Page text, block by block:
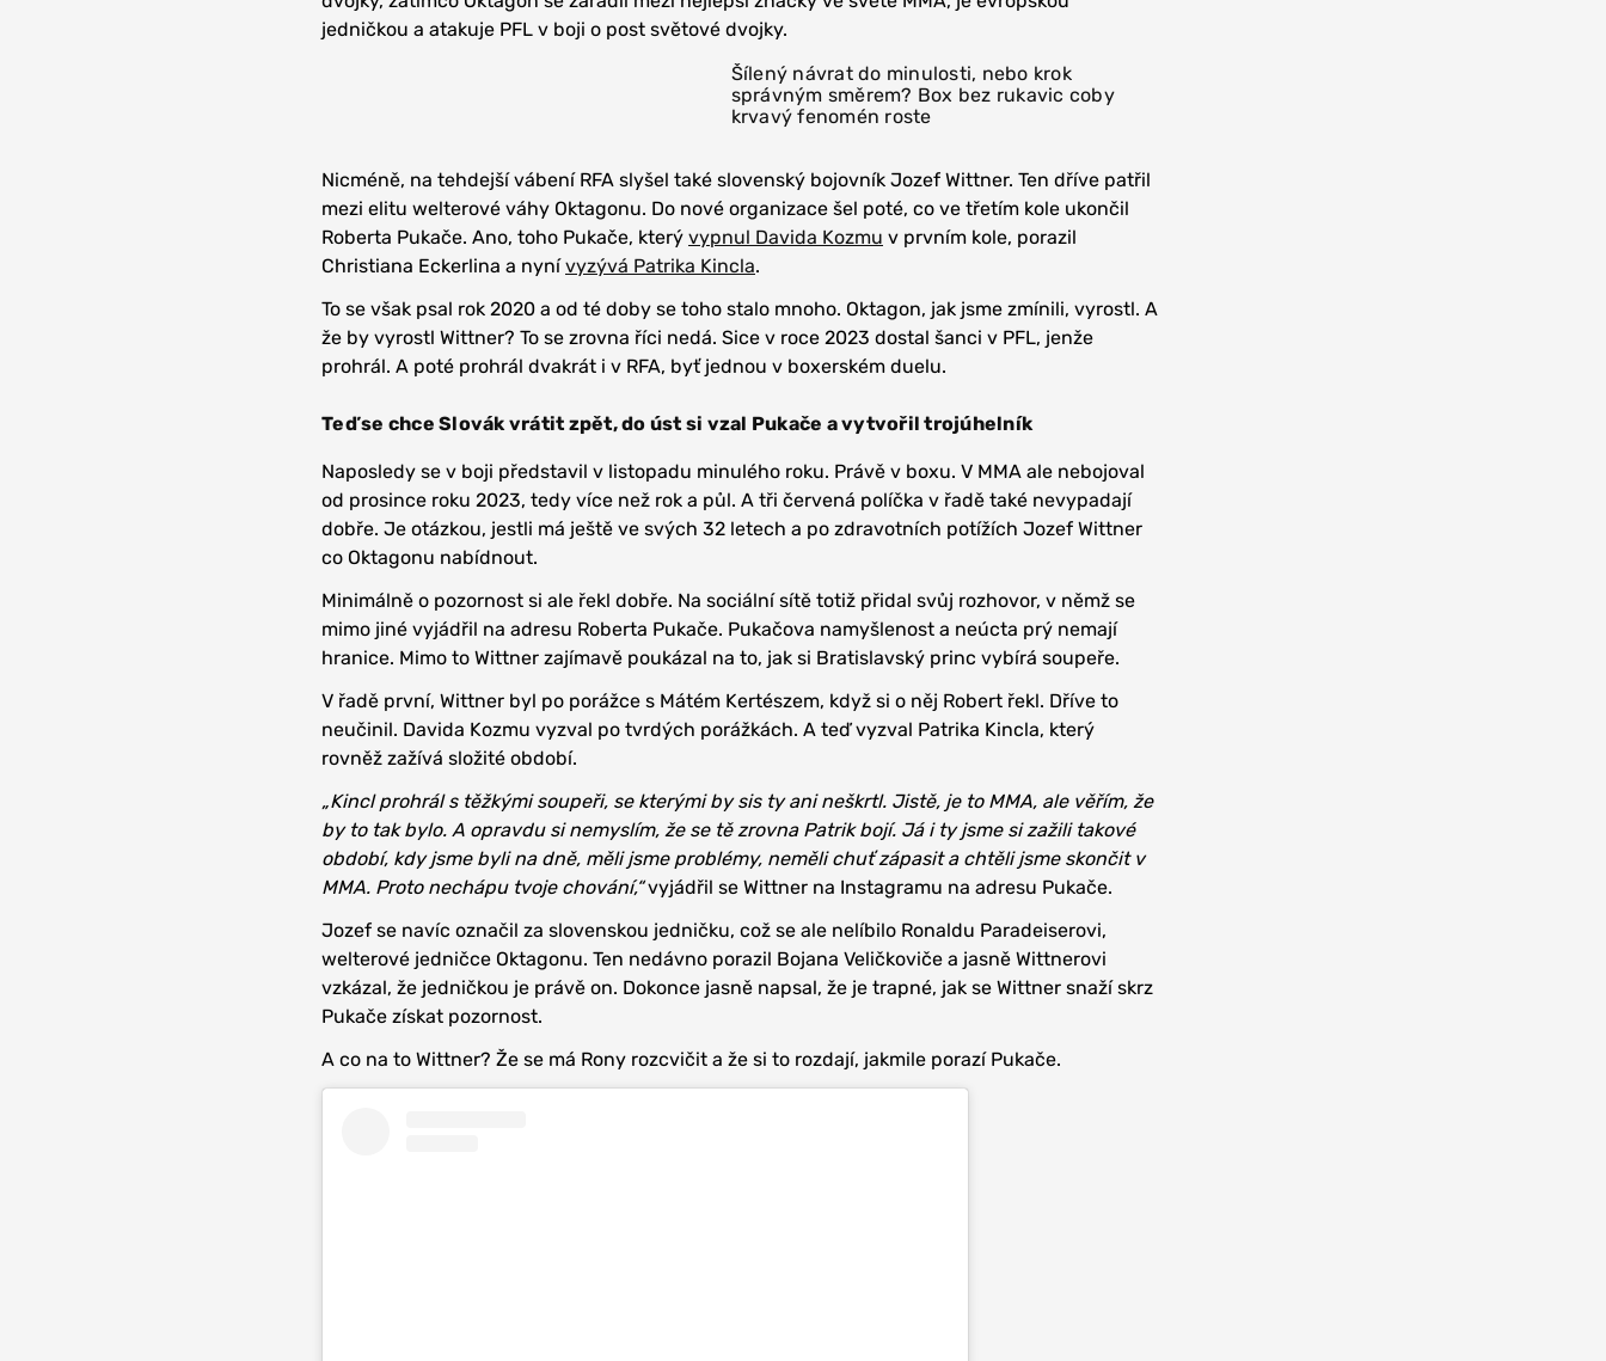
jedničkou a atakuje PFL v boji o post světové dvojky.
Šílený návrat do minulosti, nebo krok
správným směrem? Box bez rukavic coby
krvavý fenomén roste
Nicméně, na tehdejší vábení RFA slyšel také slovenský bojovník Jozef Wittner. Ten dříve patřil
mezi elitu welterové váhy Oktagonu. Do nové organizace šel poté, co ve třetím kole ukončil
Roberta Pukače. Ano, toho Pukače, který vypnul Davida Kozmu v prvním kole, porazil
Christiana Eckerlina a nynívyzývá Patrika Kincla.
To se však psal rok 2020 a od té doby se toho stalo mnoho. Oktagon, jak jsme zmínili, vyrostl. A
že by vyrostl Wittner? To se zrovna říci nedá. Sice v roce 2023 dostal šanci v PFL, jenže
prohrál. A poté prohrál dvakrát i v RFA, byť jednou v boxerském duelu.
Teď se chce Slovák vrátit zpět, do úst si vzal Pukače a vytvořil trojúhelník
Naposledy se v boji představil v listopadu minulého roku. Právě v boxu. V MMA ale nebojoval
od prosince roku 2023, tedy více než rok a půl. A tři červená políčka v řadě také nevypadají
dobře. Je otázkou, jestli má ještě ve svých 32 letech a po zdravotních potížích Jozef Wittner
co Oktagonu nabídnout.
Minimálně o pozornost si ale řekl dobře. Na sociální sítě totiž přidal svůj rozhovor, v němž se
mimo jiné vyjádřil na adresu Roberta Pukače. Pukačova namyšlenost a neúcta prý nemají
hranice. Mimo to Wittner zajímavě poukázal na to, jak si Bratislavský princ vybírá soupeře.
V řadě první, Wittner byl po porážce s Mátém Kertészem, když si o něj Robert řekl. Dříve to
neučinil. Davida Kozmu vyzval po tvrdých porážkách. A teď vyzval Patrika Kincla, který
rovněž zažívá složité období.
„Kincl prohrál s těžkými soupeři, se kterými by sis ty ani neškrtl. Jistě, je to MMA, ale věřím, že
by to tak bylo. A opravdu si nemyslím, že se tě zrovna Patrik bojí. Já i ty jsme si zažili takové
období, kdy jsme byli na dně, měli jsme problémy, neměli chuť zápasit a chtěli jsme skončit v
MMA. Proto nechápu tvoje chování,“vyjádřil se Wittner na Instagramu na adresu Pukače.
Jozef se navíc označil za slovenskou jedničku, což se ale nelíbilo Ronaldu Paradeiserovi,
welterové jedničce Oktagonu. Ten nedávno porazil Bojana Veličkoviče a jasně Wittnerovi
vzkázal, že jedničkou je právě on. Dokonce jasně napsal, že je trapné, jak se Wittner snaží skrz
Pukače získat pozornost.
A co na to Wittner? Že se má Rony rozcvičit a že si to rozdají, jakmile porazí Pukače.